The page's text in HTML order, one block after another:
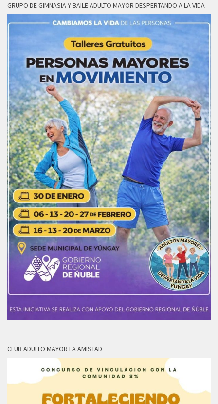
GRUPO DE GIMNASIA Y BAILE ADULTO MAYOR DESPERTANDO A LA VIDA
CLUB ADULTO MAYOR LA AMISTAD